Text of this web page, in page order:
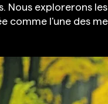
Nous explorerons
comme l'une des